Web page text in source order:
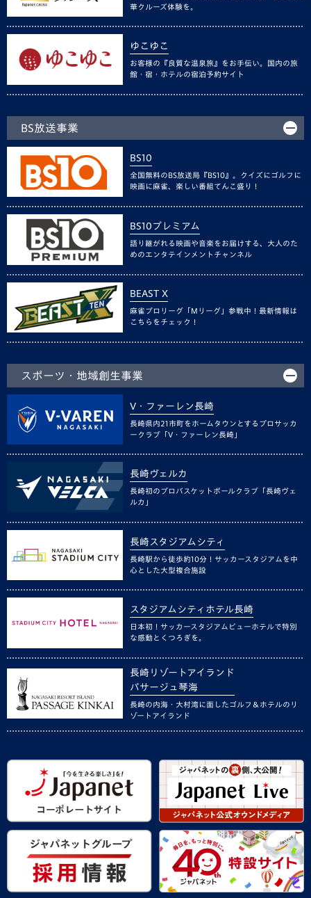
華クルーズ体験を。
ゆこゆこ
お客様の『良質な温泉旅』をお手伝い。国内の旅
館・宿・ホテルの宿泊予約サイト
BS放送事業
BS10
全国無料のBS放送局『BS10』。クイズにゴルフに
映画に麻雀、楽しい番組てんこ盛り！
BS10プレミアム
語り継がれる映画や音楽をお届けする、大人のた
めのエンタテインメントチャンネル
BEAST X
麻雀プロリーグ「Mリーグ」参戦中！最新情報は
こちらをチェック！
スポーツ・地域創生事業
V・ファーレン長崎
長崎県内21市町をホームタウンとするプロサッカ
ークラブ「V・ファーレン長崎」
長崎ヴェルカ
長崎初のプロバスケットボールクラブ「長崎ヴェ
ルカ」
長崎スタジアムシティ
長崎駅から徒歩約10分！サッカースタジアムを中
心とした大型複合施設
スタジアムシティホテル長崎
日本初！サッカースタジアムビューホテルで特別
な感動とくつろぎを。
長崎リゾートアイランド
パサージュ琴海
長崎の内海・大村湾に面したゴルフ＆ホテルのリ
ゾートアイランド